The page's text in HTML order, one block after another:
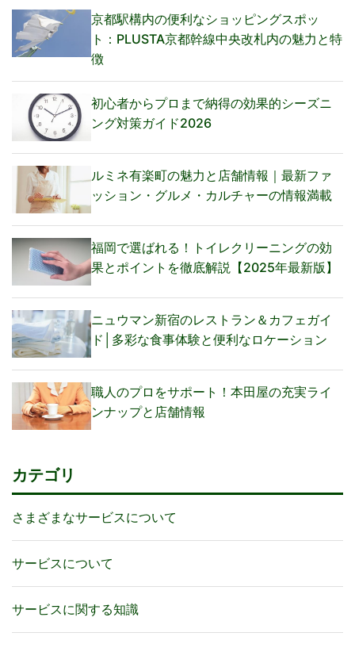
京都駅構内の便利なショッピングスポッ
ト：PLUSTA京都幹線中央改札内の魅力と特
徴
初心者からプロまで納得の効果的シーズニ
ング対策ガイド2026
ルミネ有楽町の魅力と店舗情報｜最新ファ
ッション・グルメ・カルチャーの情報満載
福岡で選ばれる！トイレクリーニングの効
果とポイントを徹底解説【2025年最新版】
ニュウマン新宿のレストラン＆カフェガイ
ド│多彩な食事体験と便利なロケーション
職人のプロをサポート！本田屋の充実ライ
ンナップと店舗情報
カテゴリ
さまざまなサービスについて
サービスについて
サービスに関する知識